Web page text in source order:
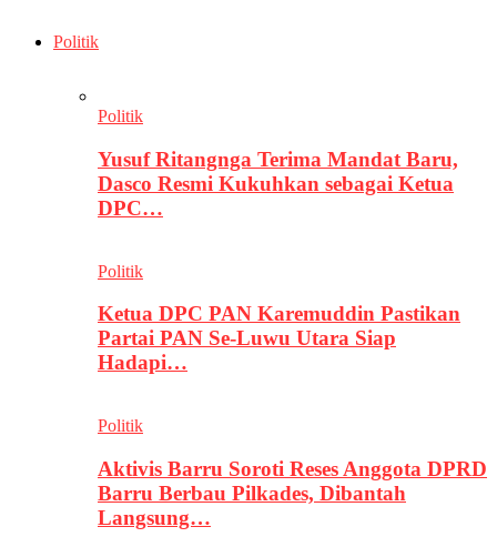
Politik
Politik
Yusuf Ritangnga Terima Mandat Baru,
Dasco Resmi Kukuhkan sebagai Ketua
DPC…
Politik
Ketua DPC PAN Karemuddin Pastikan
Partai PAN Se-Luwu Utara Siap
Hadapi…
Politik
Aktivis Barru Soroti Reses Anggota DPRD
Barru Berbau Pilkades, Dibantah
Langsung…